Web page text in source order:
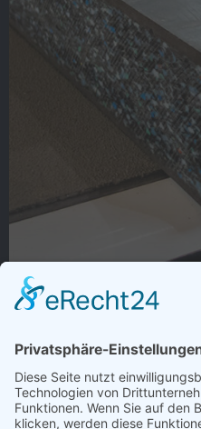
Warum dauert
länger als nötig?
Wie viele Arbeitsschritte
Ladungssicherung nur